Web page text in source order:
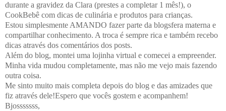
durante a gravidez da Clara (prestes a completar 1 mês!), o
CookBebê com dicas de culinária e produtos para crianças.
Estou simplesmente AMANDO fazer parte da blogsfera materna e
compartilhar conhecimento. A troca é sempre rica e também recebo
dicas através dos comentários dos posts.
Além do blog, montei uma lojinha virtual e comecei a empreender.
Minha vida mudou completamente, mas não me vejo mais fazendo
outra coisa.
Me sinto muito mais completa depois do blog e das amizades que
fiz através dele!Espero que vocês gostem e acompanhem!
Bjosssssss,